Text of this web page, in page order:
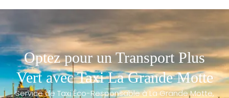
Optez pour un Transport Plus
Vert avec Taxi La Grande Motte
Service de Taxi Éco-Responsable à La Grande Motte,